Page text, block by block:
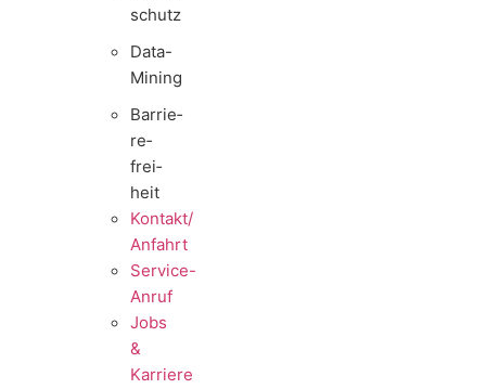
schutz
Data-
Mining
Barrie­
re­
frei­
heit
Kontakt/​​
Anfahrt
Service-
Anruf
Jobs
&
Karriere